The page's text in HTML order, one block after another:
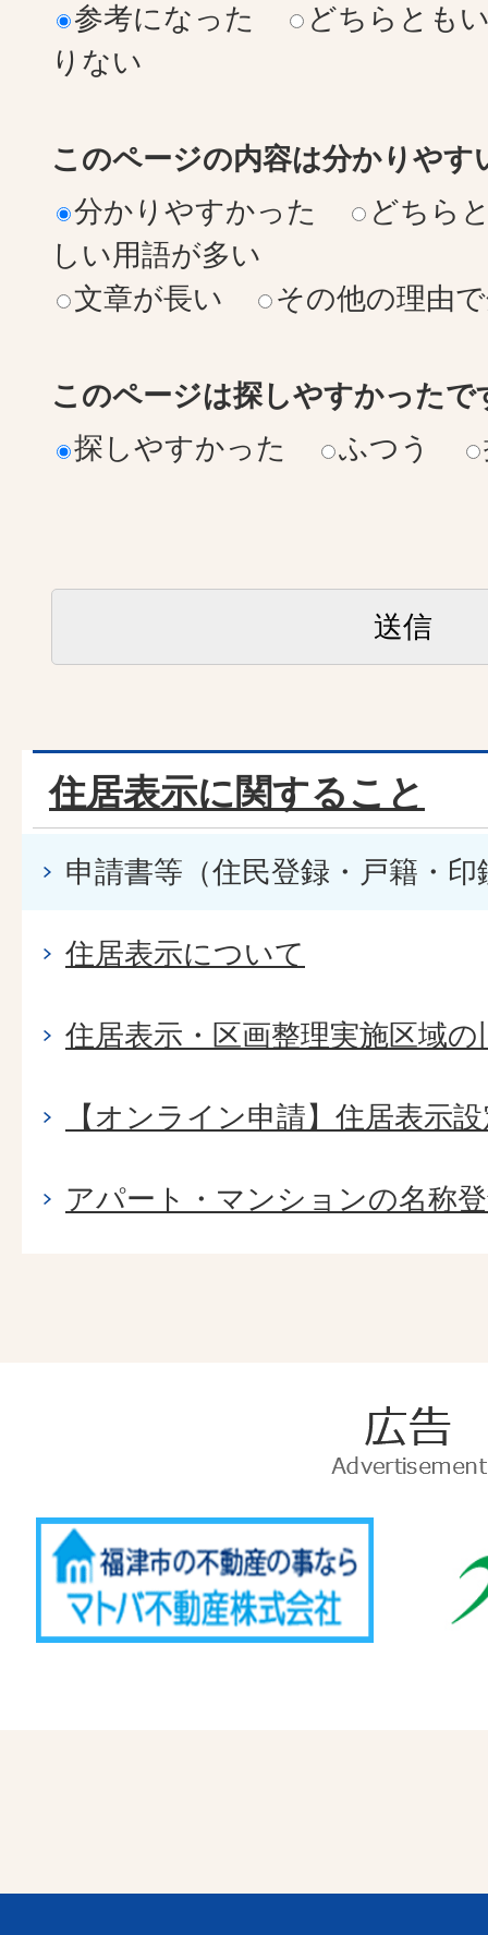
参考になった
どちらとも
りない
このページの内容は分かりやす
分かりやすかった
どちら
しい用語が多い
文章が長い
その他の理由
このページは探しやすかったで
探しやすかった
ふつう
住居表示に関すること
申請書等（住民登録・戸籍・
住居表示について
住居表示・区画整理実施区域の
【オンライン申請】住居表示
アパート・マンションの名称
告